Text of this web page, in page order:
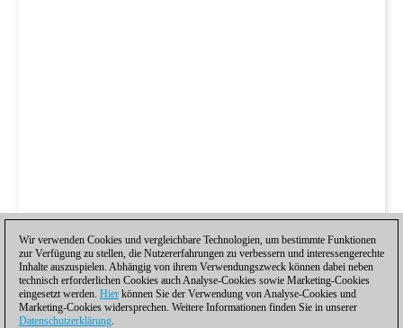
Wir verwenden Cookies und vergleichbare Technologien, um bestimmte Funktionen
zur Verfügung zu stellen, die Nutzererfahrungen zu verbessern und interessengerechte
Inhalte auszuspielen. Abhängig von ihrem Verwendungszweck können dabei neben
technisch erforderlichen Cookies auch Analyse-Cookies sowie Marketing-Cookies
eingesetzt werden. Hier können Sie der Verwendung von Analyse-Cookies und
Marketing-Cookies widersprechen. Weitere Informationen finden Sie in unserer
Datenschutzerklärung.